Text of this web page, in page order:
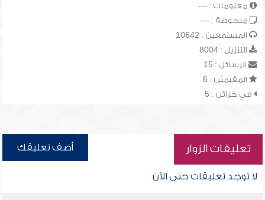
معلومات : ---
ملحوظة : ---
المستمعين : 10642
التنزيل : 8004
الرسائل : 15
المقيميّن : 6
في خزائن : 5
تعليقات الزوار أضف تعليقك
لا توجد تعليقات حتى الآن